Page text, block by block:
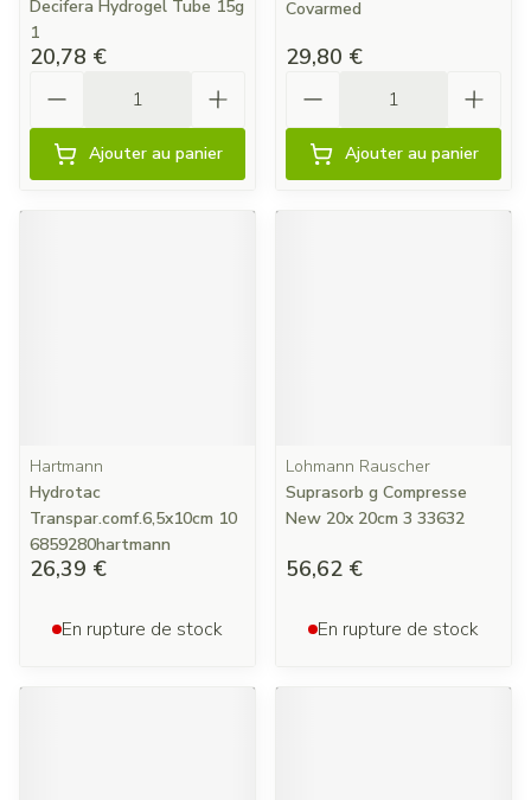
Decifera Hydrogel Tube 15g
1
20,78 €
Ajouter au panier
Covarmed
29,80 €
Ajouter au panier
Hartmann
Hydrotac
Transpar.comf.6,5x10cm 10
6859280hartmann
26,39 €
En rupture de stock
Lohmann Rauscher
Suprasorb g Compresse
New 20x 20cm 3 33632
56,62 €
En rupture de stock